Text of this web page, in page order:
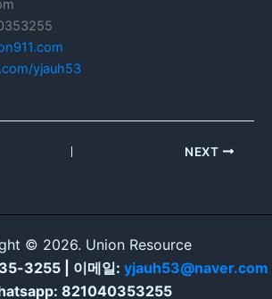
yjauh53
NEXT
© 2026. Union Resource
3255 | 이메일: yjauh53@naver.com
821040353255